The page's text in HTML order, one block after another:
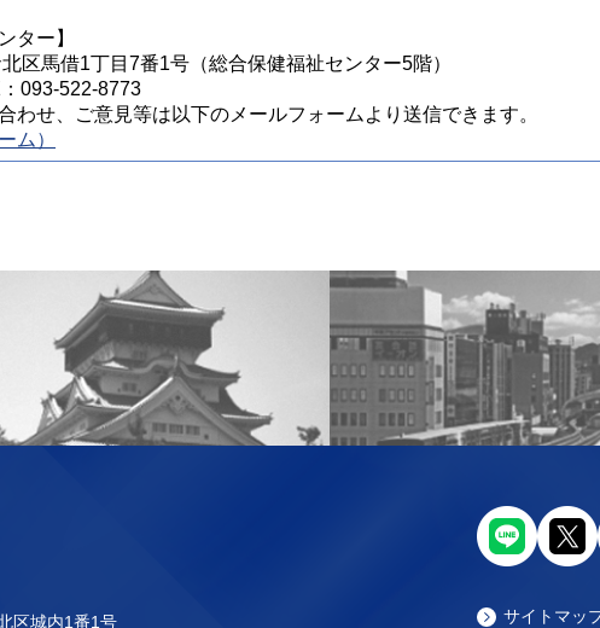
ター】
区馬借1丁目7番1号（総合保健福祉センター5階）
093-522-8773
わせ、ご意見等は以下のメールフォームより送信できます。
ム）
区城内1番1号 サイトマッ